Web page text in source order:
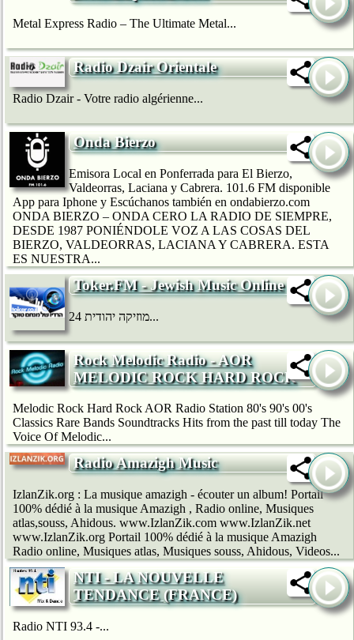
Metal Express Radio – The Ultimate Metal...
Radio Dzair Orientale
Radio Dzair - Votre radio algérienne...
Onda Bierzo
Emisora Local en Ponferrada para El Bierzo,
Valdeorras, Laciana y Cabrera. 101.6 FM disponible
App para Iphone y Escúchanos también en ondabierzo.com
ONDA BIERZO – ONDA CERO LA RADIO DE SIEMPRE,
DESDE 1987 PONIÉNDOLE VOZ A LAS COSAS DEL
BIERZO, VALDEORRAS, LACIANA Y CABRERA. ESTA
ES NUESTRA...
Toker.FM - Jewish Music Online
מוזיקה יהודית 24...
Rock Melodic Radio - AOR
MELODIC ROCK HARD ROCK
Melodic Rock Hard Rock AOR Radio Station 80's 90's 00's
Classics Rare Bands Soundtracks Hits from the past till today The
Voice Of Melodic...
Radio Amazigh Music
IzlanZik.org : La musique amazigh - écouter un album! Portail
100% dédié à la musique Amazigh , Radio online, Musiques
atlas,souss, Ahidous. www.IzlanZik.com www.IzlanZik.net
www.IzlanZik.org Portail 100% dédié à la musique Amazigh
Radio online, Musiques atlas, Musiques souss, Ahidous, Videos...
NTI - LA NOUVELLE
TENDANCE (FRANCE)
Radio NTI 93.4 -...